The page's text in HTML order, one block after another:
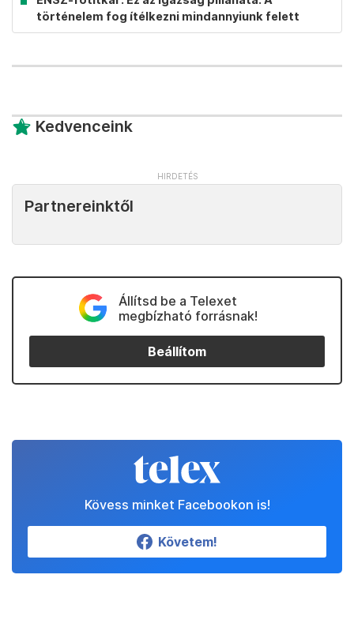
történelem fog ítélkezni mindannyiunk felett
Kedvenceink
Partnereinktől
Állítsd be a Telexet
megbízható forrásnak!
Beállítom
Kövess minket Facebookon is!
Követem!